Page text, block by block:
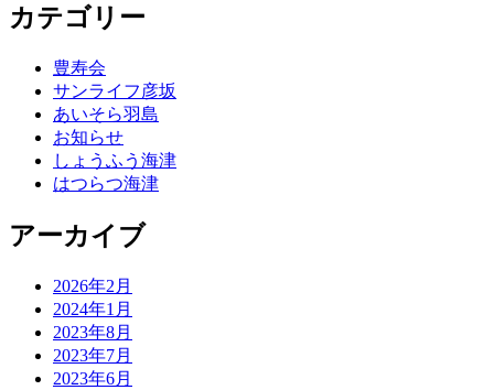
カテゴリー
豊寿会
サンライフ彦坂
あいそら羽島
お知らせ
しょうふう海津
はつらつ海津
アーカイブ
2026年2月
2024年1月
2023年8月
2023年7月
2023年6月